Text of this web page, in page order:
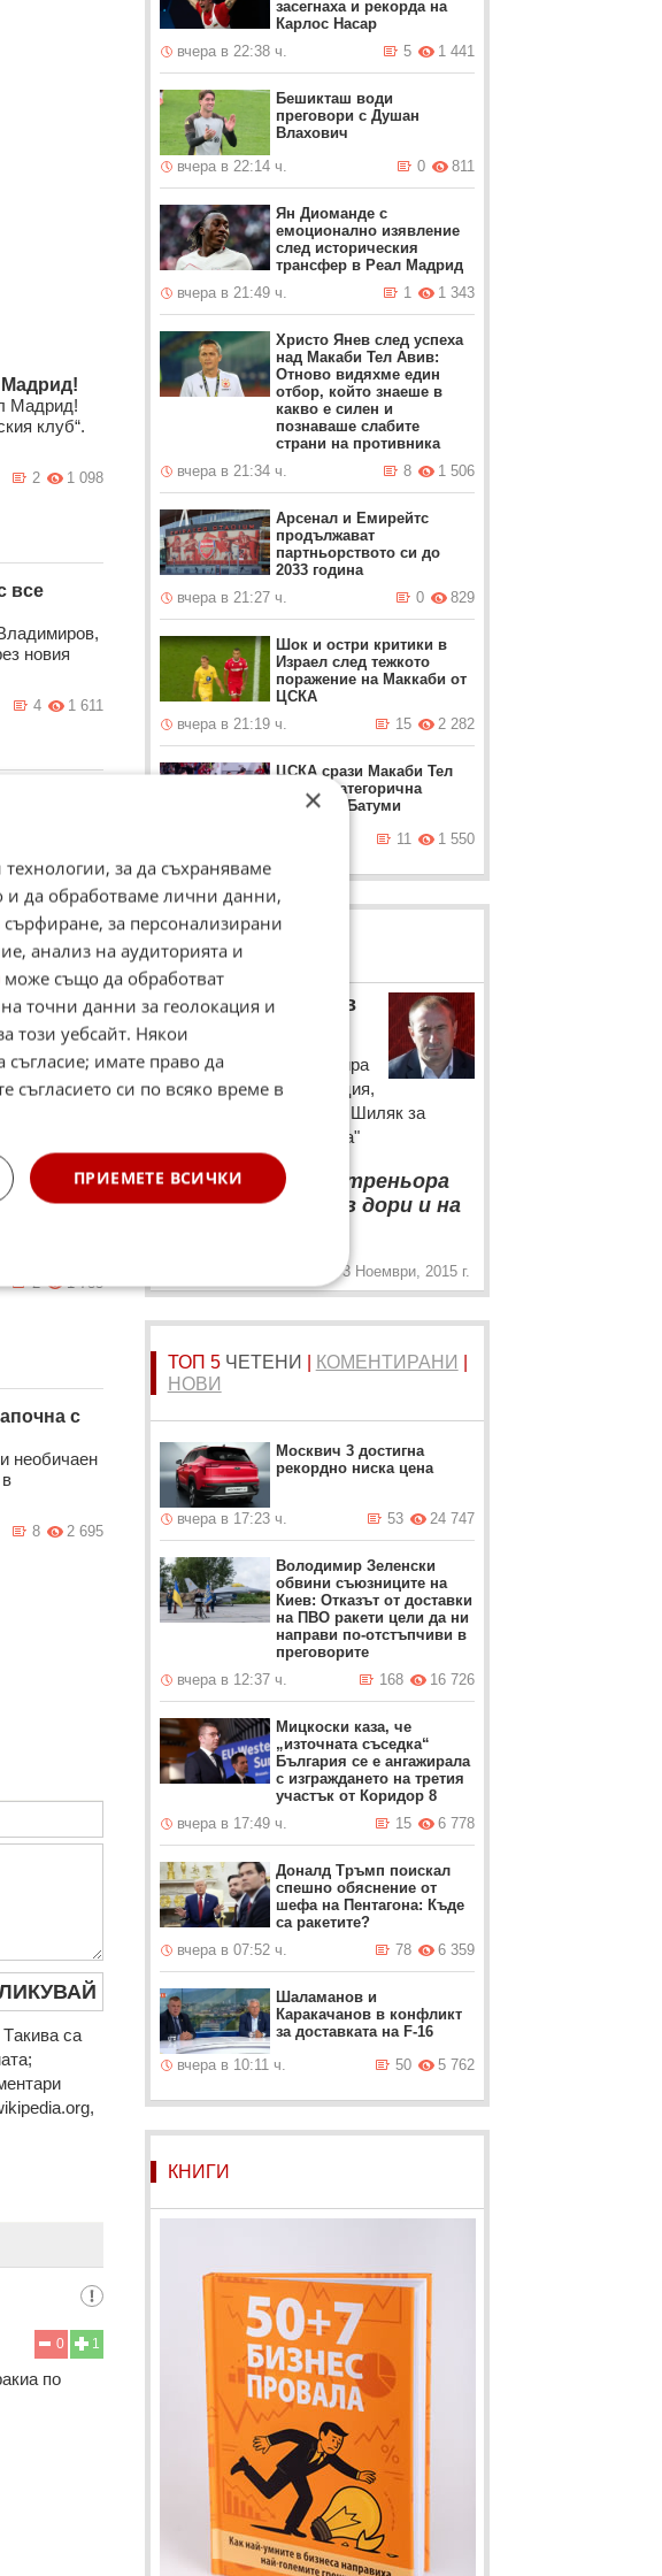
Мадрид!
клуб“.
1 098
2
все
новия
1 611
4
1 191
0
лятно
1 354
0
...
1 785
2
с
необичаен
2 695
8
ca
1
0
по
засегнаха и рекорда на
Карлос Насар
вчера в 22:38 ч.
1 441
5
Бешикташ води
преговори с Душан
Влахович
вчера в 22:14 ч.
811
0
Ян Диоманде с
емоционално изявление
след историческия
трансфер в Реал Мадрид
вчера в 21:49 ч.
1 343
1
Христо Янев след успеха
над Макаби Тел Авив:
Отново видяхме един
отбор, който знаеше в
какво е силен и
познаваше слабите
страни на противника
вчера в 21:34 ч.
1 506
8
Арсенал и Емирейтс
продължават
партньорството си до
2033 година
вчера в 21:27 ч.
829
0
Шок и остри критики в
Израел след тежкото
поражение на Маккаби от
ЦСКА
вчера в 21:19 ч.
2 282
15
ЦСКА срази Макаби Тел
Авив с категорична
победа в Батуми
1 550
11
ЛОВЦИ НА БИСЕРИ
Станимир Стоилов
Бившият наставник на
Ботев Пловдив коментира
появилата се информация,
че е препоръчал Ермин Шиляк за
треньор на "канарчетата"
“ Не съм виждал треньора
на Ботев Пловдив дори и на
3 Ноември, 2015 г.
ТОП 5 ЧЕТЕНИ КОМЕНТИРАНИ
НОВИ
Москвич 3 достигна
рекордно ниска цена
вчера в 17:23 ч. 24 747
53
Володимир Зеленски
обвини съюзниците на
Киев: Отказът от доставки
на ПВО ракети цели да ни
направи по-отстъпчиви в
преговорите
вчера в 12:37 ч.
16 726
168
Мицкоски каза, че
„източната съседка“
България се е ангажирала
с изграждането на третия
участък от Коридор 8
вчера в 17:49 ч.
6 778
15
Доналд Тръмп поискал
спешно обяснение от
шефа на Пентагона: Къде
са ракетите?
вчера в 07:52 ч.
6 359
78
Шаламанов и
Каракачанов в конфликт
за доставката на F-16
вчера в 10:11 ч.
5 762
50
КНИГИ
×
за да съхраняваме
и да обработваме лични данни,
за персонализирани
анализ на аудиторията и
може също да обработват
точни данни за геолокация и
този уебсайт. Някои
имате право да
съгласието си по всяко време в
ПРИЕМЕТЕ ВСИЧКИ